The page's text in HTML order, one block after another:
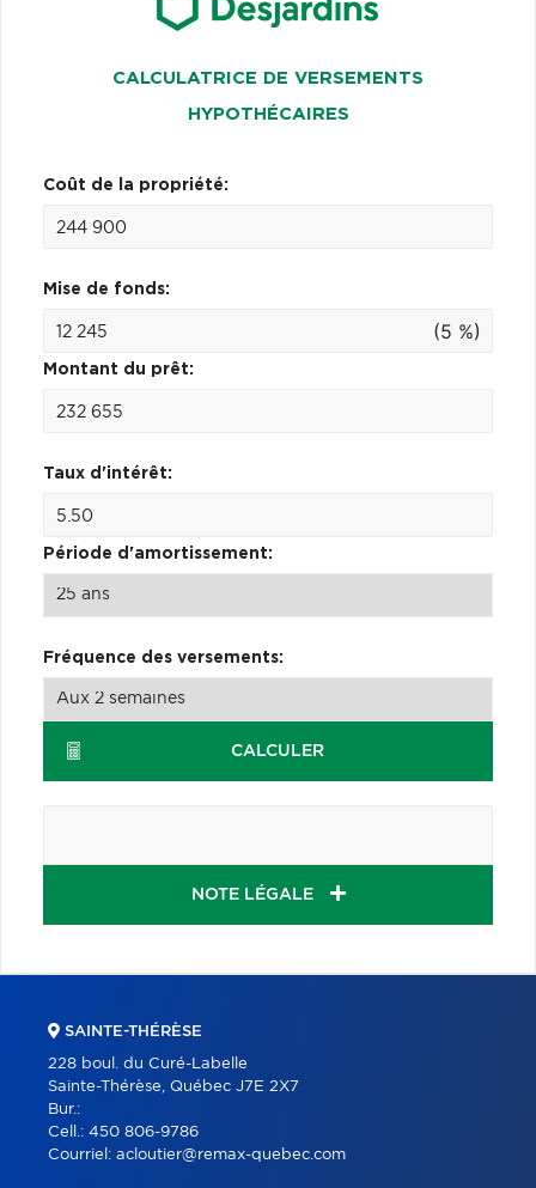
CALCULATRICE DE VERSEMENTS
HYPOTHÉCAIRES
Coût de la propriété:
Mise de fonds:
(5 %)
Montant du prêt:
Taux d'intérêt:
Période d'amortissement:
Fréquence des versements:
CALCULER
NOTE LÉGALE
SAINTE-THÉRÈSE
228 boul. du Curé-Labelle
Sainte-Thérèse, Québec J7E 2X7
Bur.:
Cell.: 450 806-9786
Courriel: acloutier@remax-quebec.com